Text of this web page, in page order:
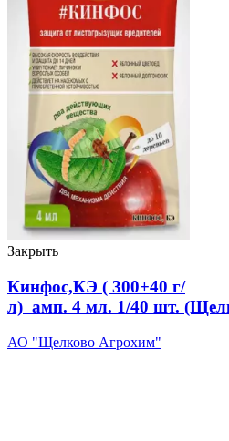
Закрыть
Кинфос,КЭ ( 300+40 г/
л) амп. 4 мл. 1/40 шт.
АО "Щелково Агрохим"